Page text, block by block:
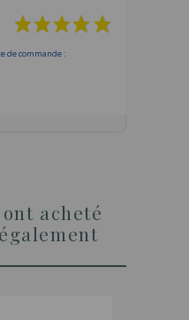
de commande :
acheté